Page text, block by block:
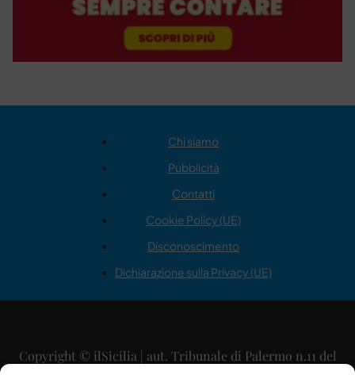
Chi siamo
Pubblicità
Contatti
Cookie Policy (UE)
Disconoscimento
Dichiarazione sulla Privacy (UE)
Copyright © ilSicilia | aut. Tribunale di Palermo n.11 del